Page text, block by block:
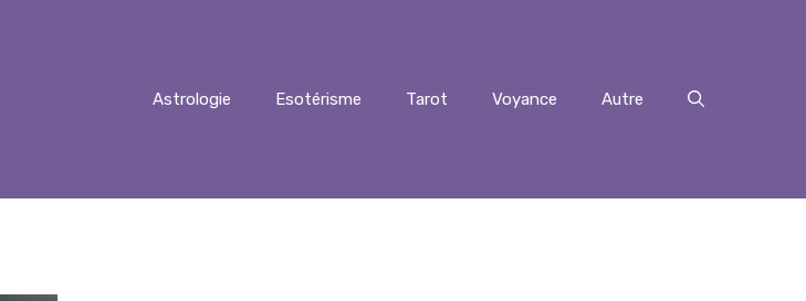
Astrologie Esotérisme Tarot Voyance Autre